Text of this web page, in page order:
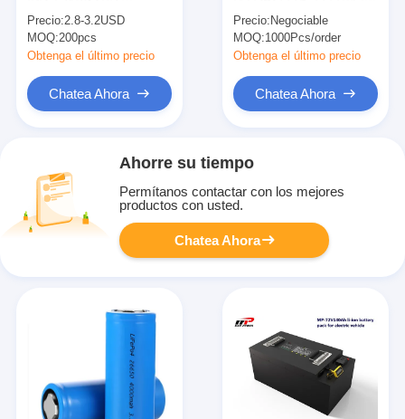
3500mAh 3.7V 10A de
descarga 18650
Precio:2.8-3.2USD
MOQ:200pcs
Obtenga el último precio
Chatea Ahora
recargable de iones de
litio para KC CB UL
Precio: Negociable
MOQ:1000Pcs/order
Obtenga el último precio
Chatea Ahora
Ahorre su tiempo
Permítanos contactar con los mejores
productos con usted.
Chatea Ahora